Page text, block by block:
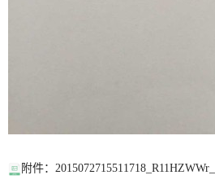
附件：